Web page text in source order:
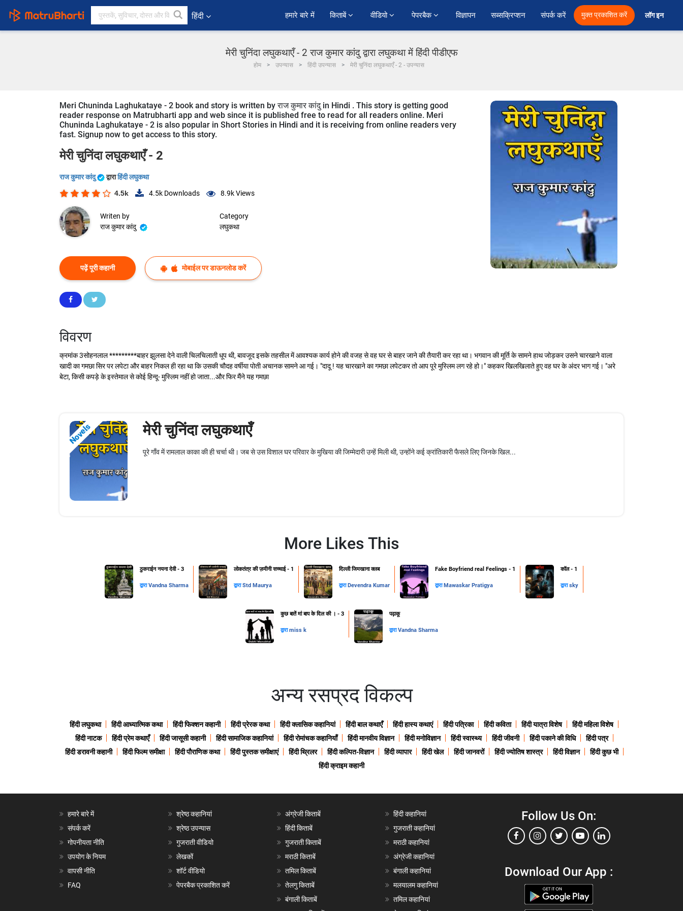
हिंदी हमारे बारे में किताबें वीडियो पेपरबैक विज्ञापन सब्सक्रिप्शन संपर्क करें मुक्त प्रकाशित करें लॉग इन
मेरी चुनिंदा लघुकथाएँ - 2 राज कुमार कांदु द्वारा लघुकथा में हिंदी पीडीएफ
होम उपन्यास हिंदी उपन्यास मेरी चुनिंदा लघुकथाएँ - 2 - उपन्यास
Meri Chuninda Laghukataye - 2 book and story is written by राज कुमार कांदु in Hindi . This story is getting good
reader response on Matrubharti app and web since it is published free to read for all readers online. Meri
Chuninda Laghukataye - 2 is also popular in Short Stories in Hindi and it is receiving from online readers very
fast. Signup now to get access to this story.
मेरी चुनिंदा लघुकथाएँ - 2
राज कुमार कांदु द्वाराहिंदी लघुकथा
4.5k 4.5k Downloads 8.9kViews
Writen by
राज कुमार कांदु
Category
लघुकथा
पढ़ें पूरी कहानी मोबाईल पर डाऊनलोड करें
विवरण
क्रमांक 3सोहनलाल *********बाहर झुलसा देने वाली चिलचिलाती धूप थी, बावजूद इसके तहसील में आवश्यक कार्य होने की वजह से वह घर से बाहर जाने की तैयारी कर रहा था। भगवान की मूर्ति के सामने हाथ जोड़कर उसने चारखाने वाला
खादी का गमछा सिर पर लपेटा और बाहर निकल ही रहा था कि उसकी चौदह वर्षीया पोती अचानक सामने आ गई। "दादू ! यह चारखाने का गमछा लपेटकर तो आप पूरे मुस्लिम लग रहे हो।" कहकर खिलखिलाते हुए वह घर के अंदर भाग गई। "अरे
बेटा, किसी कपड़े के इस्तेमाल से कोई हिन्दू- मुस्लिम नहीं हो जाता...और फिर मैंने यह गमछा
Novels मेरी चुनिंदा लघुकथाएँ
पूरे गाँव में रामलाल काका की ही चर्चा थी। जब से उस विशाल घर परिवार के मुखिया की जिम्मेदारी उन्हें मिली थी, उन्होंने कई क्रांतिकारी फैसले लिए जिनके खिल...
More Likes This
ठुकराईन नयना देवी - 3
द्वाराVandna Sharma
लोकतंत्र की ज़मीनी सच्चाई - 1
द्वाराStd Maurya
दिल्ली जिमखाना क्लब
द्वारा Devendra Kumar
Fake Boyfriend real Feelings - 1
द्वारा Mawaskar Pratigya
कॉल - 1
द्वाराsky
कुछ बातें मां बाप के दिल की । - 3
द्वाराmiss k
पढ़ाकू
द्वाराVandna Sharma
अन्य रसप्रद विकल्प
हिंदी लघुकथा हिंदी आध्यात्मिक कथा हिंदी फिक्शन कहानी हिंदी प्रेरक कथा हिंदी क्लासिक कहानियां हिंदी बाल कथाएँ हिंदी हास्य कथाएं हिंदी पत्रिका हिंदी कविता हिंदी यात्रा विशेष
हिंदी महिला विशेष
हिंदी नाटक
हिंदी प्रेम कथाएँ हिंदी जासूसी कहानी हिंदी सामाजिक कहानियां हिंदी रोमांचक कहानियाँ हिंदी मानवीय विज्ञान हिंदी मनोविज्ञान हिंदी स्वास्थ्य हिंदी जीवनी हिंदी पकाने की विधि
हिंदी पत्र
हिंदी डरावनी कहानी
हिंदी फिल्म समीक्षा हिंदी पौराणिक कथा हिंदी पुस्तक समीक्षाएं हिंदी थ्रिलर हिंदी कल्पित-विज्ञान हिंदी व्यापार हिंदी खेल हिंदी जानवरों हिंदी ज्योतिष शास्त्र हिंदी विज्ञान
हिंदी कुछ भी
हिंदी क्राइम कहानी
हमारे बारे में
संपर्क करें
गोपनीयता नीति
उपयोग के नियम
वापसी नीति
FAQ
श्रेष्ठ कहानियां
श्रेष्ठ उपन्यास
गुजराती वीडियो
लेखकों
शॉर्ट वीडियो
पेपरबैक प्रकाशित करें
अंग्रेजी किताबें
हिंदी किताबें
गुजराती किताबें
मराठी किताबें
तमिल किताबें
तेलगु किताबें
बंगाली किताबें
हिंदी कहानियां
गुजराती कहानियां
मराठी कहानियां
अंग्रेजी कहानियां
बंगाली कहानियां
मलयालम कहानियां
तमिल कहानियां
Follow Us On:
Download Our App :